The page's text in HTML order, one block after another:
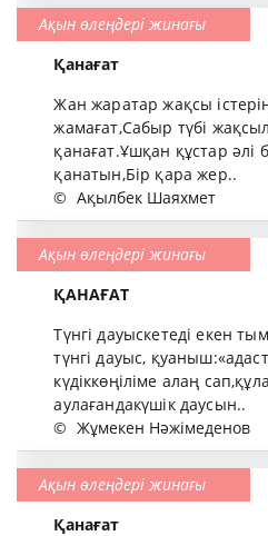
Ақын өлеңдері жинағы
Қанағат
Жан жаратар жақсы
жамағат,Сабыр түбі
қанағат.Ұшқан құстар әлі
қанатын,Бір қара жер..
© Ақылбек Шаяхмет
Ақын өлеңдері жинағы
ҚАНАҒАТ
Түнгі дауыскетеді екен
түнгі дауыс,
күдіккөңіліме алаң
аулағандакүшік даусын..
© Жұмекен Нәжімеденов
Ақын өлеңдері жинағы
Қанағат